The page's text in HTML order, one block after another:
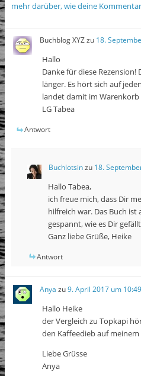
mehr darüber, wie deine
Buchblog XYZzu 18.
Hallo
Danke für diese
länger. Es hört sich auf
landet damit im
LG Tabea
Antwort
Buchlotsinzu 18.
Hallo Tabea,
ich freue mich, dass Dir
hilfreich war. Das Buch
gespannt, wie es Dir
Ganz liebe Grüße, Heike
Antwort
Anya zu9. April 2017 um 10:49
Hallo Heike
der Vergleich zu Topkapi
den Kaffeedieb auf
Liebe Grüsse
Anya